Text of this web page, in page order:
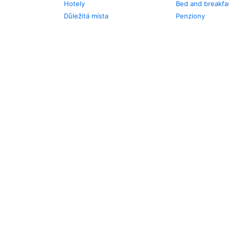
Hotely
Důležitá místa
Bed and
Penziony